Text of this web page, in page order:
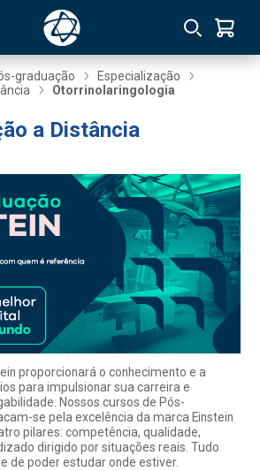
graduação
Especialização
Otorrinolaringologia
a Distância
proporcionará o conhecimento e a
para impulsionar sua carreira e
Nossos cursos de Pós-
se pela excelência da marca Einstein
pilares: competência, qualidade,
dirigido por situações reais. Tudo
de poder estudar onde estiver.